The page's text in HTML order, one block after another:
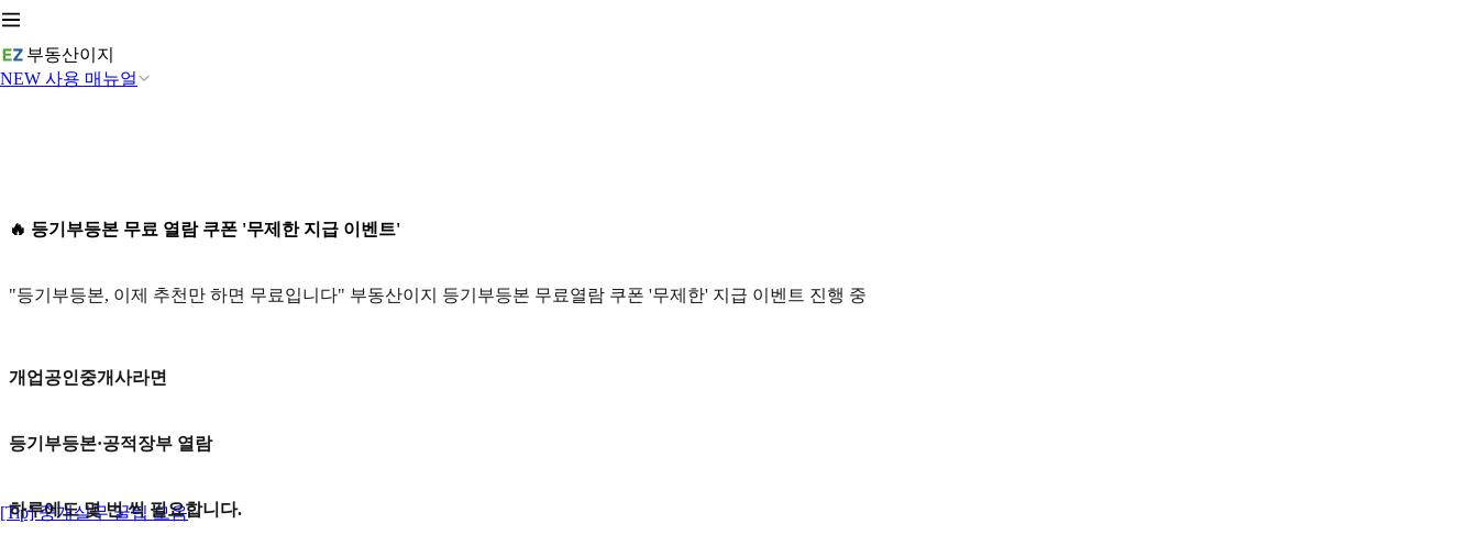
부동산이지
NEW 사용 매뉴얼
[Tip] 중개실무 꿀팁 모음
🔥 등기부등본 무료 열람 쿠폰 '무제한 지급 이벤트'
"등기부등본, 이제 추천만 하면 무료입니다" 부동산이지 등기부등본 무료열람 쿠폰 '무제한' 지급 이벤트 진행 중
개업공인중개사라면
등기부등본·공적장부 열람
하루에도 몇 번 씩 필요합니다.